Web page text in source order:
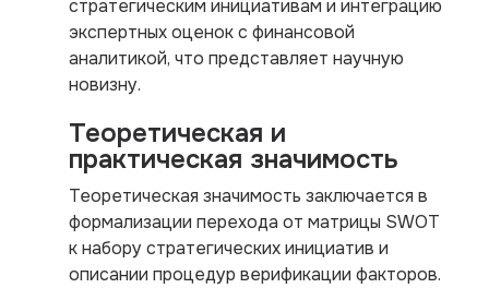
стратегическим инициативам и интеграцию
экспертных оценок с финансовой
аналитикой, что представляет научную
новизну.
Теоретическая и
практическая значимость
Теоретическая значимость заключается в
формализации перехода от матрицы SWOT
к набору стратегических инициатив и
описании процедур верификации факторов.